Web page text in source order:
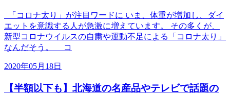
「コロナ太り」が注目ワードに いま、体重が増加し、ダイ
エットを意識する人が急激に増えています。 その多くが、
新型コロナウイルスの自粛や運動不足による「コロナ太り」
なんだそう。 コ
2020年05月18日
【半額以下も】北海道の名産品やテレビで話題の